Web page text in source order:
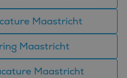
Maastricht
Maastricht
Maastricht